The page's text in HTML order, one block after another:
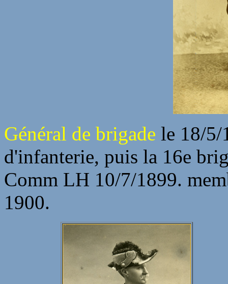
Général de brigade le 18/5/
d'infanterie, puis la 16e
Comm LH 10/7/1899.
1900.